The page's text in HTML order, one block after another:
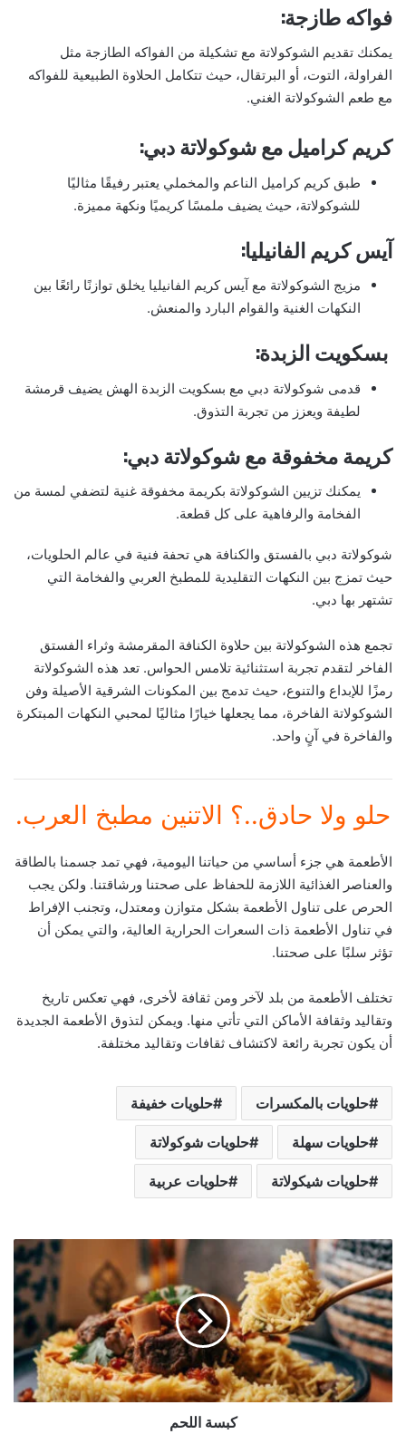
فواكه طازجة:
يمكنك تقديم الشوكولاتة مع تشكيلة من الفواكه الطازجة مثل
الفراولة، التوت، أو البرتقال، حيث تتكامل الحلاوة الطبيعية للفواكه
مع طعم الشوكولاتة الغني.
كريم كراميل مع شوكولاتة دبي:
طبق كريم كراميل الناعم والمخملي يعتبر رفيقًا مثاليًا
للشوكولاتة، حيث يضيف ملمسًا كريميًا ونكهة مميزة.
آيس كريم الفانيليا:
مزيج الشوكولاتة مع آيس كريم الفانيليا يخلق توازنًا رائعًا بين
النكهات الغنية والقوام البارد والمنعش.
بسكويت الزبدة:
قدمى شوكولاتة دبي مع بسكويت الزبدة الهش يضيف قرمشة
لطيفة ويعزز من تجربة التذوق.
كريمة مخفوقة مع شوكولاتة دبي:
يمكنك تزيين الشوكولاتة بكريمة مخفوقة غنية لتضفي لمسة من
الفخامة والرفاهية على كل قطعة.
شوكولاتة دبي بالفستق والكنافة هي تحفة فنية في عالم الحلويات،
حيث تمزج بين النكهات التقليدية للمطبخ العربي والفخامة التي
تشتهر بها دبي.
تجمع هذه الشوكولاتة بين حلاوة الكنافة المقرمشة وثراء الفستق
الفاخر لتقدم تجربة استثنائية تلامس الحواس. تعد هذه الشوكولاتة
رمزًا للإبداع والتنوع، حيث تدمج بين المكونات الشرقية الأصيلة وفن
الشوكولاتة الفاخرة، مما يجعلها خيارًا مثاليًا لمحبي النكهات المبتكرة
والفاخرة في آنٍ واحد.
حلو ولا حادق..؟ الاتنين مطبخ العرب.
الأطعمة هي جزء أساسي من حياتنا اليومية، فهي تمد جسمنا بالطاقة
والعناصر الغذائية اللازمة للحفاظ على صحتنا ورشاقتنا. ولكن يجب
الحرص على تناول الأطعمة بشكل متوازن ومعتدل، وتجنب الإفراط
في تناول الأطعمة ذات السعرات الحرارية العالية، والتي يمكن أن
تؤثر سلبًا على صحتنا.
تختلف الأطعمة من بلد لآخر ومن ثقافة لأخرى، فهي تعكس تاريخ
وتقاليد وثقافة الأماكن التي تأتي منها. ويمكن لتذوق الأطعمة الجديدة
أن يكون تجربة رائعة لاكتشاف ثقافات وتقاليد مختلفة.
حلويات بالمكسرات حلويات خفيفة
حلويات سهلة حلويات شوكولاتة
حلويات شيكولاتة حلويات عربية
ك
ب
س
ة
ا
ل
ل
ح
م
كبسة اللحم